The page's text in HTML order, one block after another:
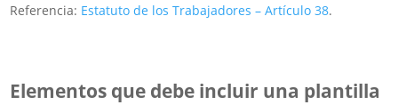
Referencia: Estatuto de los Trabajadores – Artículo 38.
Elementos que debe incluir una plantilla